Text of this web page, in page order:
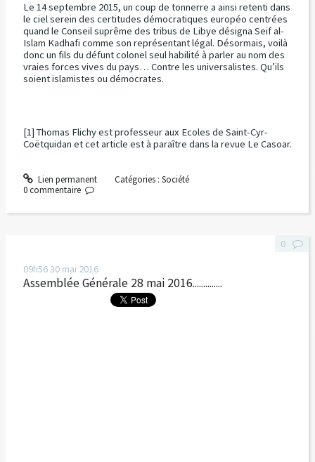
Le 14 septembre 2015, un coup de tonnerre a ainsi retenti dans
le ciel serein des certitudes démocratiques européo centrées
quand le Conseil suprême des tribus de Libye désigna Seif al-
Islam Kadhafi comme son représentant légal. Désormais, voilà
donc un fils du défunt colonel seul habilité à parler au nom des
vraies forces vives du pays… Contre les universalistes. Qu’ils
soient islamistes ou démocrates.
[1] Thomas Flichy est professeur aux Ecoles de Saint-Cyr-
Coëtquidan et cet article est à paraître dans la revue Le Casoar.
Lien permanent Catégories : Société
0 commentaire
09h5630 mai 2016
Assemblée Générale 28 mai 2016..............
0